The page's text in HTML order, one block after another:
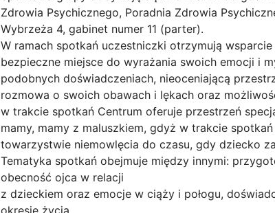
Zdrowia Psychicznego, Poradnia Zdrowia
Wybrzeża 4, gabinet numer 11 (parter).
W ramach spotkań uczestniczki otrzymują
bezpieczne miejsce do wyrażania swoich emocji i
podobnych doświadczeniach, nieoceniającą
rozmowa o swoich obawach i lękach oraz
w trakcie spotkań Centrum oferuje przestrzeń
mamy, mamy z maluszkiem, gdyż w trakcie
towarzystwie niemowlęcia do czasu, gdy dziecko
Tematyka spotkań obejmuje między innymi:
obecność ojca w relacji
z dzieckiem oraz emocje w ciąży i połogu,
okresie życia.